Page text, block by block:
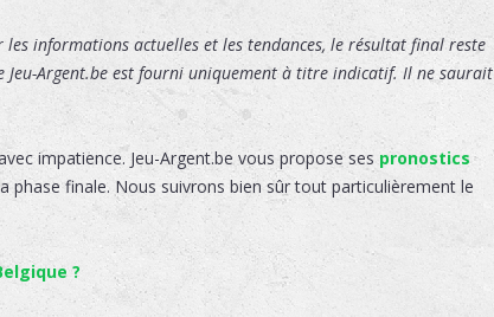
informations actuelles et les tendances, le résultat final reste
Jeu-Argent.be est fourni uniquement à titre indicatif. Il ne saurait
impatience. Jeu-Argent.be vous propose ses pronostics
finale. Nous suivrons bien sûr tout particulièrement le
?